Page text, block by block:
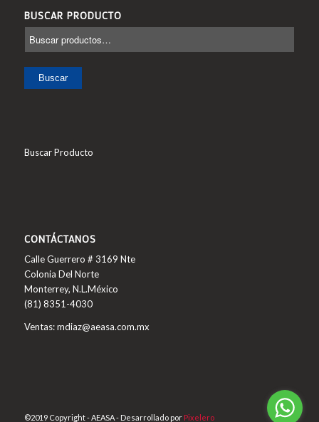
BUSCAR PRODUCTO
Buscar
Buscar Producto
CONTÁCTANOS
Calle Guerrero # 3169 Nte
Colonia Del Norte
Monterrey, N.L.México
(81) 8351-4030
Ventas: mdiaz@aeasa.com.mx
©2019 Copyright - AEASA - Desarrollado por Pixelero